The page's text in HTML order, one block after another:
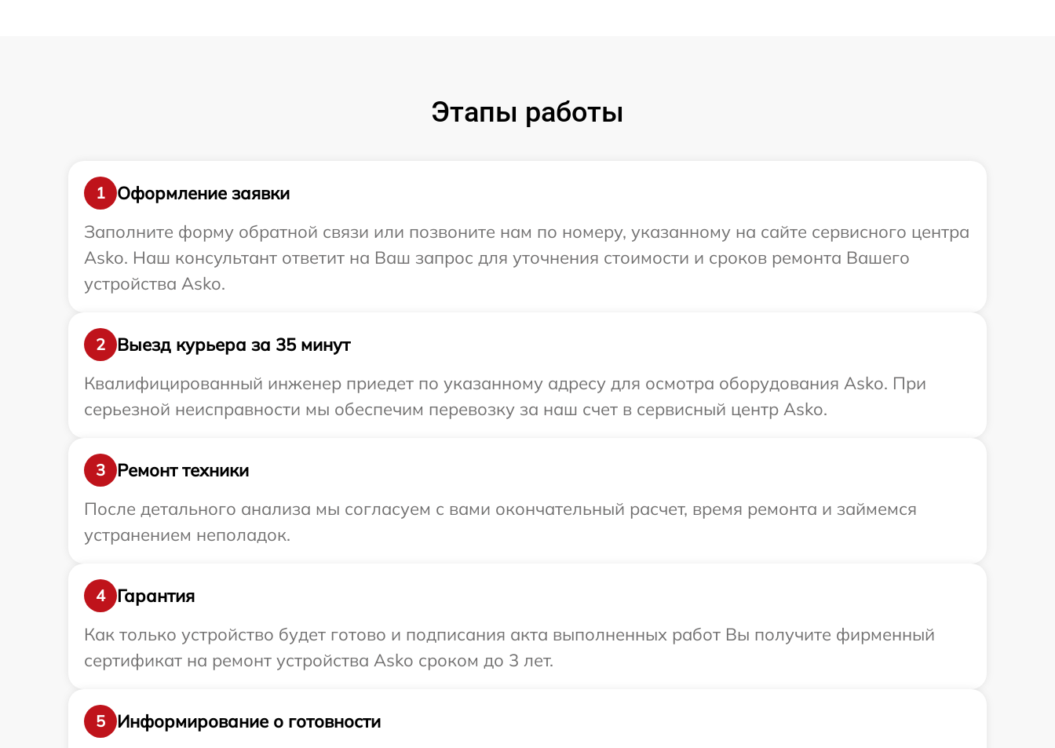
Этапы работы
1
Оформление заявки
Заполните форму обратной связи или позвоните нам по номеру, указанному на сайте сервисного центра
Asko. Наш консультант ответит на Ваш запрос для уточнения стоимости и сроков ремонта Вашего
устройства Asko.
2
Выезд курьера за 35 минут
Квалифицированный инженер приедет по указанному адресу для осмотра оборудования Asko. При
серьезной неисправности мы обеспечим перевозку за наш счет в сервисный центр Asko.
3
Ремонт техники
После детального анализа мы согласуем с вами окончательный расчет, время ремонта и займемся
устранением неполадок.
4
Гарантия
Как только устройство будет готово и подписания акта выполненных работ Вы получите фирменный
сертификат на ремонт устройства Asko сроком до 3 лет.
5
Информирование о готовности